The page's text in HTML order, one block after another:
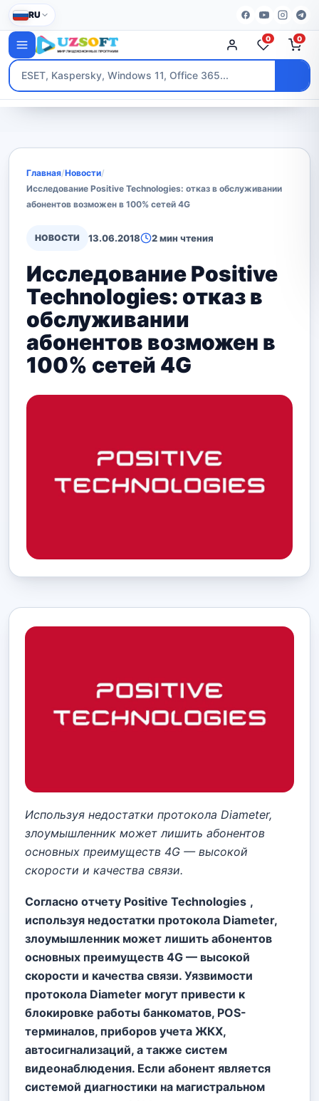
RU
0 0
Главная/Новости/
Исследование Positive Technologies: отказ в обслуживании
абонентов возможен в 100% сетей 4G
НОВОСТИ 13.06.2018 2 мин чтения
Исследование Positive
Technologies: отказ в
обслуживании
абонентов возможен в
100% сетей 4G
Используя недостатки протокола Diameter,
злоумышленник может лишить абонентов
основных преимуществ 4G — высокой
скорости и качества связи.
Согласно отчету Positive Technologies ,
используя недостатки протокола Diameter,
злоумышленник может лишить абонентов
основных преимуществ 4G — высокой
скорости и качества связи. Уязвимости
протокола Diameter могут привести к
блокировке работы банкоматов, POS-
терминалов, приборов учета ЖКХ,
автосигнализаций, а также систем
видеонаблюдения. Если абонент является
системой диагностики на магистральном